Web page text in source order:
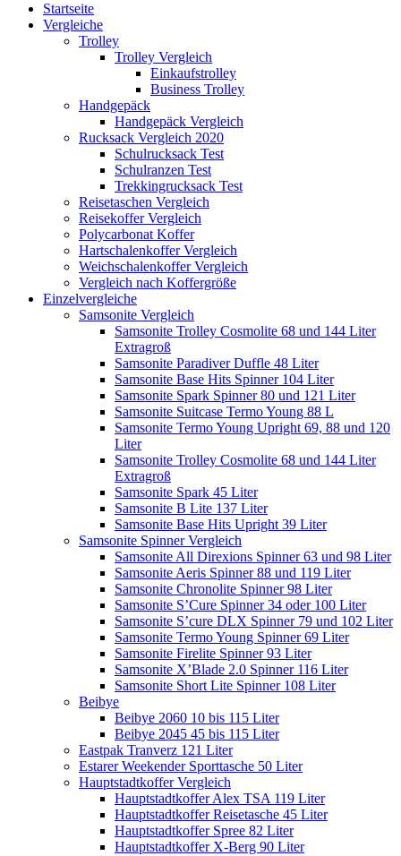
Startseite
Vergleiche
Trolley
Trolley Vergleich
Einkaufstrolley
Business Trolley
Handgepäck
Handgepäck Vergleich
Rucksack Vergleich 2020
Schulrucksack Test
Schulranzen Test
Trekkingrucksack Test
Reisetaschen Vergleich
Reisekoffer Vergleich
Polycarbonat Koffer
Hartschalenkoffer Vergleich
Weichschalenkoffer Vergleich
Vergleich nach Koffergröße
Einzelvergleiche
Samsonite Vergleich
Samsonite Trolley Cosmolite 68 und 144 Liter
Extragroß
Samsonite Paradiver Duffle 48 Liter
Samsonite Base Hits Spinner 104 Liter
Samsonite Spark Spinner 80 und 121 Liter
Samsonite Suitcase Termo Young 88 L
Samsonite Termo Young Upright 69, 88 und 120
Liter
Samsonite Trolley Cosmolite 68 und 144 Liter
Extragroß
Samsonite Spark 45 Liter
Samsonite B Lite 137 Liter
Samsonite Base Hits Upright 39 Liter
Samsonite Spinner Vergleich
Samsonite All Direxions Spinner 63 und 98 Liter
Samsonite Aeris Spinner 88 und 119 Liter
Samsonite Chronolite Spinner 98 Liter
Samsonite S’Cure Spinner 34 oder 100 Liter
Samsonite S’cure DLX Spinner 79 und 102 Liter
Samsonite Termo Young Spinner 69 Liter
Samsonite Firelite Spinner 93 Liter
Samsonite X’Blade 2.0 Spinner 116 Liter
Samsonite Short Lite Spinner 108 Liter
Beibye
Beibye 2060 10 bis 115 Liter
Beibye 2045 45 bis 115 Liter
Eastpak Tranverz 121 Liter
Estarer Weekender Sporttasche 50 Liter
Hauptstadtkoffer Vergleich
Hauptstadtkoffer Alex TSA 119 Liter
Hauptstadtkoffer Reisetasche 45 Liter
Hauptstadtkoffer Spree 82 Liter
Hauptstadtkoffer X-Berg 90 Liter